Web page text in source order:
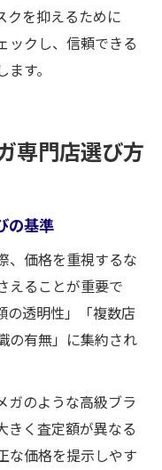
クを抑えるために
ックし、信頼できる
す。
専門店選び方
の基準
、価格を重視するな
えることが重要で
の透明性」「複数店
の有無」に集約され
ガのような高級ブラ
きく査定額が異なる
な価格を提示しやす